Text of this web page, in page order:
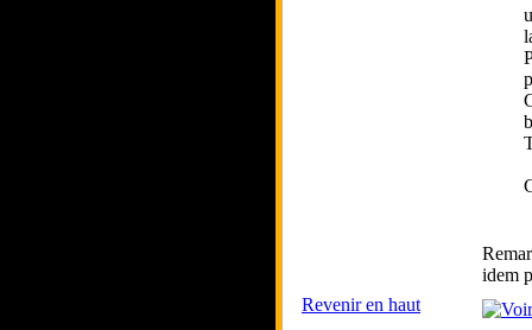
idem
Revenir en haut